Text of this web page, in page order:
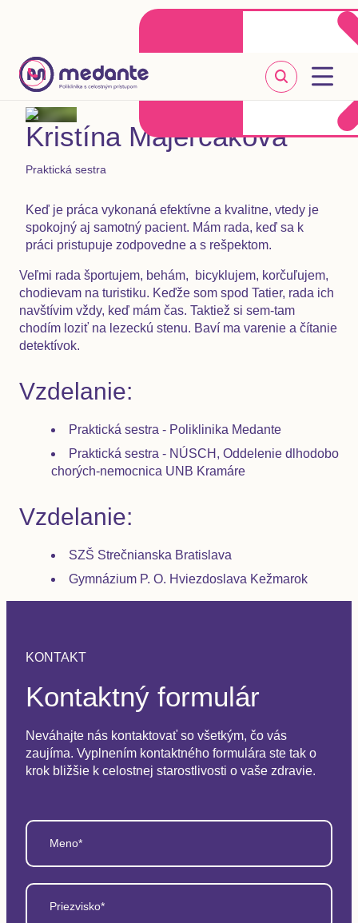
Klientske centrum
+421 2 20 302 303
Kristína Majerčáková
Praktická sestra
Keď je práca vykonaná efektívne a kvalitne, vtedy je
spokojný aj samotný pacient. Mám rada, keď sa k
práci pristupuje zodpovedne a s rešpektom.
Veľmi rada športujem, behám, bicyklujem, korčuľujem,
chodievam na turistiku. Keďže som spod Tatier, rada ich
navštívim vždy, keď mám čas. Taktiež si sem-tam
chodím loziť na lezeckú stenu. Baví ma varenie a čítanie
detektívok.
Vzdelanie:
Praktická sestra - Poliklinika Medante
Praktická sestra - NÚSCH, Oddelenie dlhodobo
chorých-nemocnica UNB Kramáre
Vzdelanie:
SZŠ Strečnianska Bratislava
Gymnázium P. O. Hviezdoslava Kežmarok
KONTAKT
Kontaktný formulár
Neváhajte nás kontaktovať so všetkým, čo vás
zaujíma. Vyplnením kontaktného formulára ste tak o
krok bližšie k celostnej starostlivosti o vaše zdravie.
Meno*
Priezvisko*